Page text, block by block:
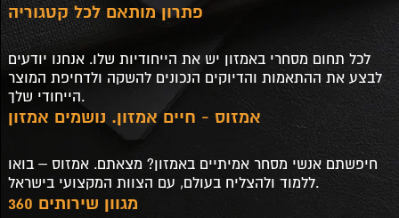
פתרון מותאם לכל קטגוריה
לכל תחום מסחרי באמזון יש את הייחודיות שלו. אנחנו יודעים
לבצע את ההתאמות והדיוקים הנכונים להשקה ולדחיפת המוצר
הייחודי שלך.
אמזוס - חיים אמזון. נושמים אמזון
חיפשתם אנשי מסחר אמיתיים באמזון? מצאתם. אמזוס – בואו
ללמוד ולהצליח בעולם, עם הצוות המקצועי בישראל.
מגוון שירותים 360